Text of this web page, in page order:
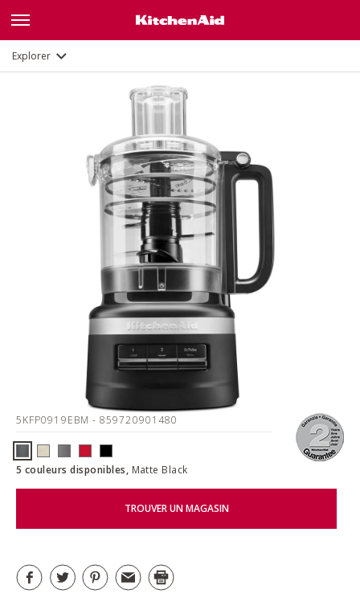
Explorer
5KFP0919EBM - 859720901480
5 couleurs disponibles, Matte Black
TROUVER UN MAGASIN